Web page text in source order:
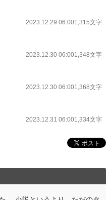
2023.12.29 06:001,315文字
2023.12.30 06:001,348文字
2023.12.30 06:001,368文字
2023.12.31 06:001,334文字